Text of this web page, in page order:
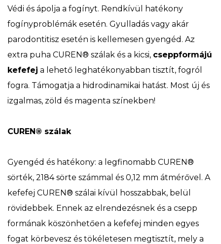
Védi és ápolja a fogínyt. Rendkívül hatékony
fogínyproblémák esetén. Gyulladás vagy akár
parodontitisz esetén is kellemesen gyengéd. Az
extra puha CUREN® szálak és a kicsi, cseppformájú
kefefej a lehető leghatékonyabban tisztít, fogról
fogra. Támogatja a hidrodinamikai hatást. Most új és
izgalmas, zöld és magenta színekben!
CUREN® szálak
Gyengéd és hatékony: a legfinomabb CUREN®
sörték, 2184 sörte számmal és 0,12 mm átmérővel. A
kefefej CUREN® szálai kívül hosszabbak, belül
rövidebbek. Ennek az elrendezésnek és a csepp
formának köszönhetően a kefefej minden egyes
fogat körbevesz és tökéletesen megtisztít, mely a